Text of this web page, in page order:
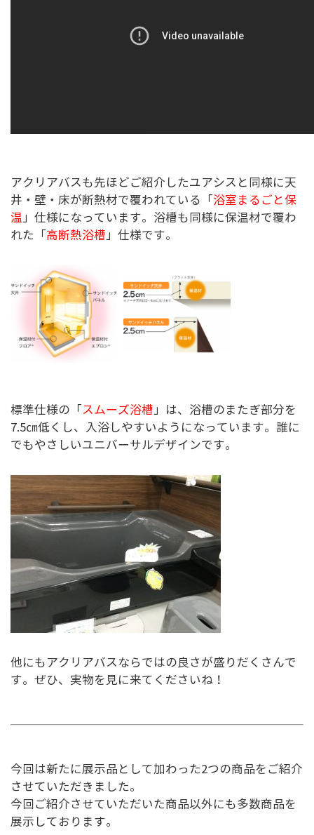
アクリアバスも先ほどご紹介したユアシスと同様に天
井・壁・床が断熱材で覆われている「浴室まるごと保
温」仕様になっています。浴槽も同様に保温材で覆わ
れた「高断熱浴槽」仕様です。
標準仕様の「スムーズ浴槽」は、浴槽のまたぎ部分を
7.5㎝低くし、入浴しやすいようになっています。誰に
でもやさしいユニバーサルデザインです。
他にもアクリアバスならではの良さが盛りだくさんで
す。ぜひ、実物を見に来てくださいね！
今回は新たに展示品として加わった2つの商品をご紹介
させていただきました。
今回ご紹介させていただいた商品以外にも多数商品を
展示しております。